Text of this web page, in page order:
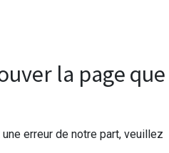
la page que
erreur de notre part, veuillez